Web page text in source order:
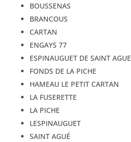
BOUSSENAS
BRANCOUS
CARTAN
ENGAYS 77
ESPINAUGUET DE SAINT AGUE
FONDS DE LA PICHE
HAMEAU LE PETIT CARTAN
LA FUSERETTE
LA PICHE
LESPINAUGUET
SAINT AGUÉ